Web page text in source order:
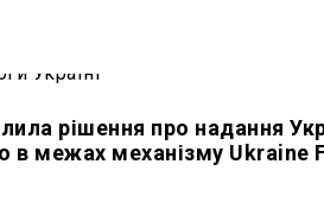
рішення про надання
в межах механізму Ukraine